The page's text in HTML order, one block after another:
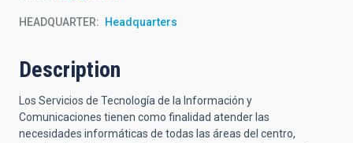
HEADQUARTER Headquarters
Description
Los Servicios de Tecnología de la Información y
Comunicaciones tienen como finalidad atender las
necesidades informáticas de todas las áreas del centro,